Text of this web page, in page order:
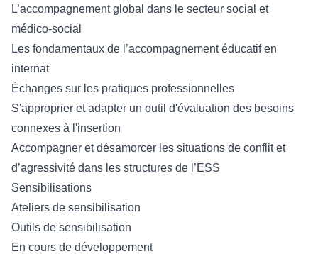
L’accompagnement global dans le secteur social et
médico-social
Les fondamentaux de l’accompagnement éducatif en
internat
Échanges sur les pratiques professionnelles
S'approprier et adapter un outil d'évaluation des besoins
connexes à l'insertion
Accompagner et désamorcer les situations de conflit et
d’agressivité dans les structures de l’ESS
Sensibilisations
Ateliers de sensibilisation
Outils de sensibilisation
En cours de développement